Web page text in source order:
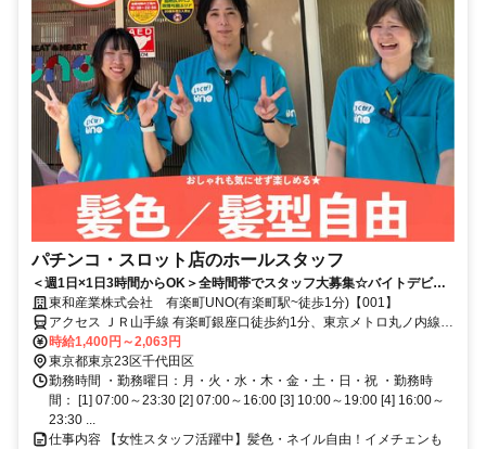
パチンコ・スロット店のホールスタッフ
＜週1日×1日3時間からOK＞全時間帯でスタッフ大募集☆バイトデビュ
ーも応援します！
東和産業株式会社 有楽町UNO(有楽町駅~徒歩1分)【001】
アクセス ＪＲ山手線 有楽町銀座口徒歩約1分、東京メトロ丸ノ内線
銀座C9口徒歩約2分、ＪＲ京葉線/ＪＲ武蔵野線 東京4番口徒歩約5分
「有楽町駅」～徒歩1分
時給1,400円～2,063円
東京都東京23区千代田区
勤務時間 ・勤務曜日：月・火・水・木・金・土・日・祝 ・勤務時
間： [1] 07:00～23:30 [2] 07:00～16:00 [3] 10:00～19:00 [4] 16:00～
23:30 ...
仕事内容 【女性スタッフ活躍中】髪色・ネイル自由！イメチェンも